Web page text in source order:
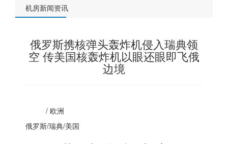
机房新闻资讯
俄罗斯携核弹头轰炸机侵入瑞典领
空 传美国核轰炸机以眼还眼即飞俄
边境
/ 欧洲
俄罗斯/瑞典/美国